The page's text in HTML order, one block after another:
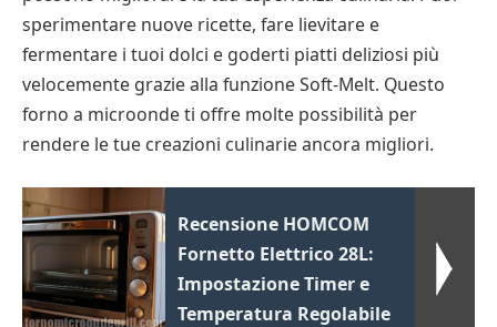
sperimentare nuove ricette, fare lievitare e
fermentare i tuoi dolci e goderti piatti deliziosi più
velocemente grazie alla funzione Soft-Melt. Questo
forno a microonde ti offre molte possibilità per
rendere le tue creazioni culinarie ancora migliori.
Recensione HOMCOM
Fornetto Elettrico 28L:
Impostazione Timer e
Temperatura Regolabile